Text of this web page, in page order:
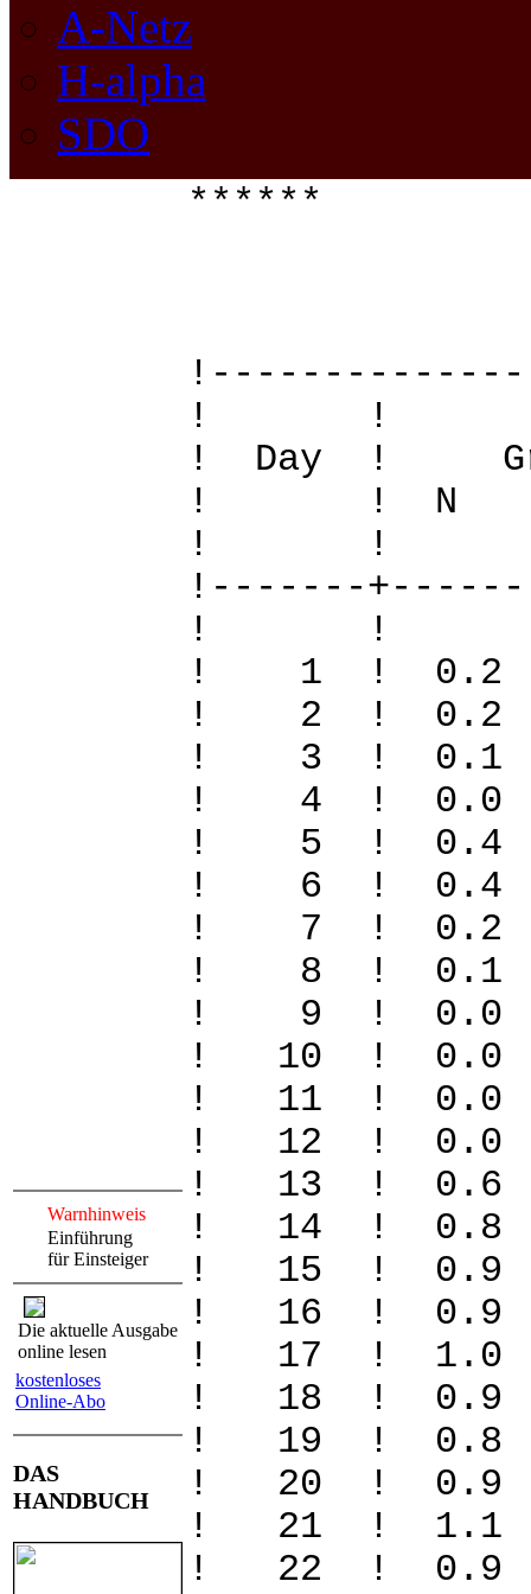
A-Netz
H-alpha
SDO
Warnhinweis
Einführung
für Einsteiger
Die aktuelle Ausgabe
online lesen
kostenloses
Online-Abo
DAS
HANDBUCH
******
!
! Day !
! ! N S
!
!-------
!
! 1 ! 0.2
! 2 ! 0.2
! 3 ! 0.1
! 4 ! 0.0
! 5 ! 0.4
! 6 ! 0.4
! 7 ! 0.2
! 8 ! 0.1
! 9 ! 0.0
! 10 !
! 11 !
! 12 ! 0.0
! 13 ! 0.6
! 14 ! 0.8
! 15 ! 0.9
! 16 ! 0.9
! 17 ! 1.0
! 18 ! 0.9
! 19 ! 0.8
! 20 ! 0.9
! 21 ! 1.1
! 22 ! 0.9